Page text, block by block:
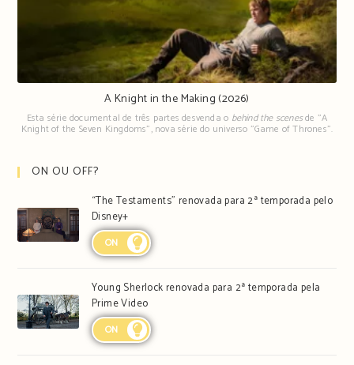
A Knight in the Making (2026)
Esta série documental de três partes desvenda o behind the scenesde "A
Knight of the Seven Kingdoms", nova série do universo "Game of Thrones".
ON OU OFF?
“The Testaments” renovada para 2ª temporada pelo
Disney+
ON
Young Sherlock renovada para 2ª temporada pela
Prime Video
ON